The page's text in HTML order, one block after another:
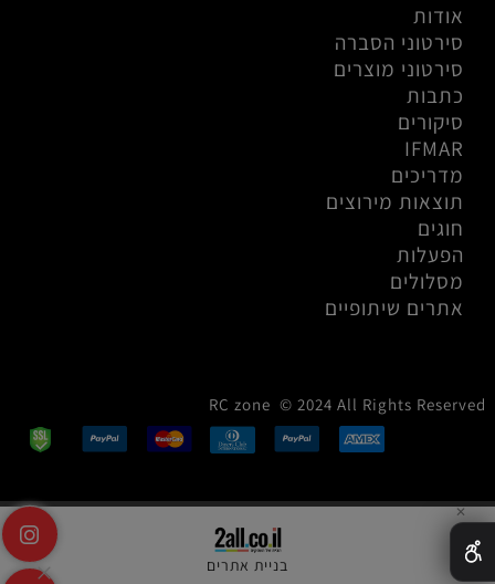
אודות
סירטוני הסברה
סירטוני מוצרים
כתבות
סיקורים
IFMAR
מדריכים
תוצאות מירוצים
חוגים
הפעלות
מסלולים
אתרים שיתופיים
RC zone © 2024 All Rights Reserved
בניית אתרים
✕